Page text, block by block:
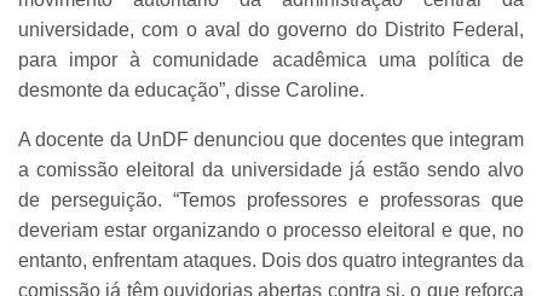
universidade, com o aval do governo do Distrito Federal,
para impor à comunidade acadêmica uma política de
desmonte da educação”, disse Caroline.
A docente da UnDF denunciou que docentes que integram
a comissão eleitoral da universidade já estão sendo alvo
de perseguição. “Temos professores e professoras que
deveriam estar organizando o processo eleitoral e que, no
entanto, enfrentam ataques. Dois dos quatro integrantes da
comissão já têm ouvidorias abertas contra si, o que reforça